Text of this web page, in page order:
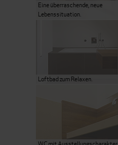
Eine überraschende, neue
Lebenssituation.
Loftbad zum Relaxen.